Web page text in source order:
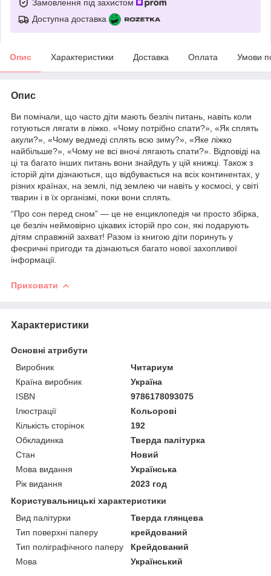
Замовлення під захистом
Доступна доставка
Опис Характеристики Доставка Оплата Умови
Опис
Ви помічали, що часто діти мають безліч питань, навіть коли
готуються лягати в ліжко. «Чому потрібно спати?», «Як сплять
акули?», «Чому ведмеді сплять всю зиму?», «Яке ліжко
найбільше?», «Чому не всі вночі лягають спати?». Відповіді на
ці та багато інших питань вони знайдуть у цій книжці. Також з
історій діти дізнаються, що відбувається на всіх континентах, у
різних країнах, на землі, під землею чи навіть у космосі, у світі
тварин і в їх організмі, поки вони сплять.
“Про сон перед сном” — це не енциклопедія чи просто збірка,
це безліч неймовірно цікавих історій про сон, які подарують
дітям справжній захват! Разом із книгою діти поринуть у
феєричні пригоди та дізнаються багато нової захопливої
інформації.
Приховати
Характеристики
Основні атрибути
Виробник
Читариум
Країна виробник
Україна
ISBN
9786178093075
Ілюстрації
Кольорові
Кількість сторінок
192
Обкладинка
Тверда палітурка
Стан
Новий
Мова видання
Українська
Рік видання
2023 год
Користувальницькі характеристики
Вид палітурки
Тверда глянцева
Тип поверхні паперу
крейдований
Тип поліграфічного паперу
Крейдований
Мова
Український